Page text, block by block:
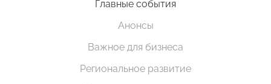
Главные события
Анонсы
Важное для бизнеса
Региональное развитие